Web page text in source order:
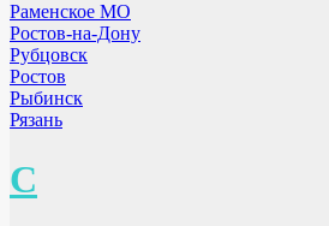
Раменское МО
Ростов-на-Дону
Рубцовск
Ростов
Рыбинск
Рязань
С